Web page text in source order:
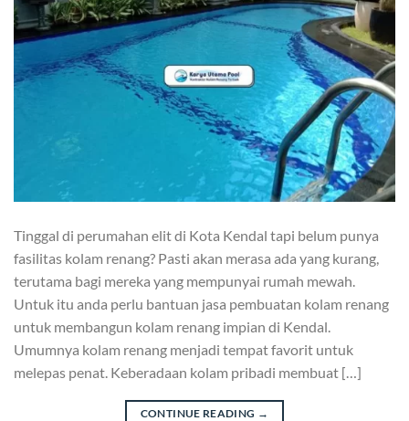
Tinggal di perumahan elit di Kota Kendal tapi belum punya
fasilitas kolam renang? Pasti akan merasa ada yang kurang,
terutama bagi mereka yang mempunyai rumah mewah.
Untuk itu anda perlu bantuan jasa pembuatan kolam renang
untuk membangun kolam renang impian di Kendal.
Umumnya kolam renang menjadi tempat favorit untuk
melepas penat. Keberadaan kolam pribadi membuat […]
CONTINUE READING →